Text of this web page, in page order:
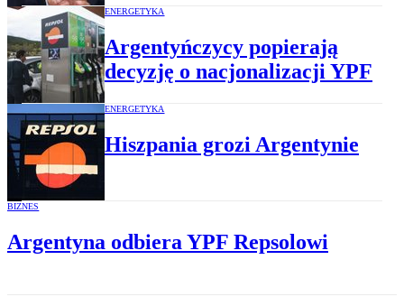
ENERGETYKA
Argentyńczycy popierają
decyzję o nacjonalizacji YPF
ENERGETYKA
Hiszpania grozi Argentynie
BIZNES
Argentyna odbiera YPF Repsolowi